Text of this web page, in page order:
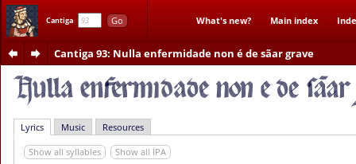
Cantiga Go What's new? Main index
Cantiga 93: Nulla enfermidade non é de sãar grave
Lyrics Music Resources
Show all syllables
Show all IPA